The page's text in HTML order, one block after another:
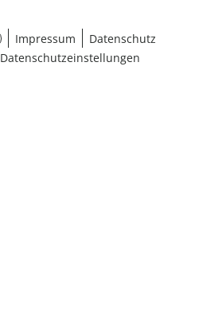
Impressum
Datenschutz
Datenschutzeinstellungen